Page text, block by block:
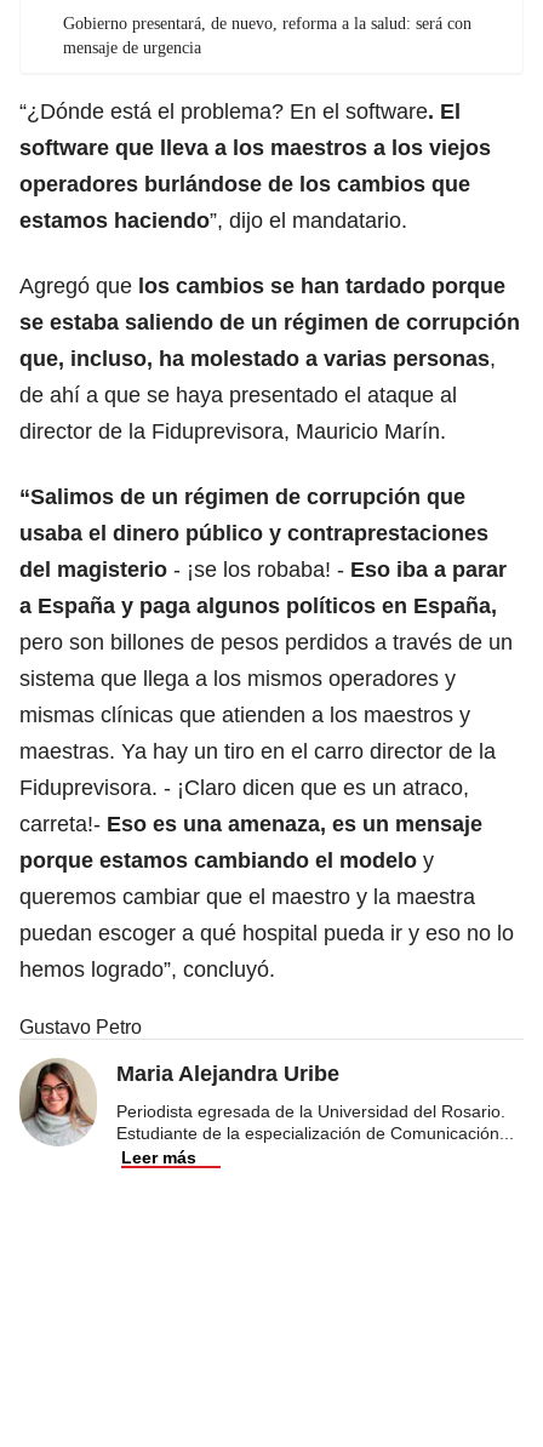
Gobierno presentará, de nuevo, reforma a la salud: será con
mensaje de urgencia
“¿Dónde está el problema? En el software. El
software que lleva a los maestros a los viejos
operadores burlándose de los cambios que
estamos haciendo”, dijo el mandatario.
Agregó que los cambios se han tardado porque
se estaba saliendo de un régimen de corrupción
que, incluso, ha molestado a varias personas,
de ahí a que se haya presentado el ataque al
director de la Fiduprevisora, Mauricio Marín.
“Salimos de un régimen de corrupción que
usaba el dinero público y contraprestaciones
del magisterio - ¡se los robaba! - Eso iba a parar
a España y paga algunos políticos en España,
pero son billones de pesos perdidos a través de un
sistema que llega a los mismos operadores y
mismas clínicas que atienden a los maestros y
maestras. Ya hay un tiro en el carro director de la
Fiduprevisora. - ¡Claro dicen que es un atraco,
carreta!- Eso es una amenaza, es un mensaje
porque estamos cambiando el modelo y
queremos cambiar que el maestro y la maestra
puedan escoger a qué hospital pueda ir y eso no lo
hemos logrado”, concluyó.
Gustavo Petro
Maria Alejandra Uribe
Periodista egresada de la Universidad del Rosario.
Estudiante de la especialización de Comunicación
Leer más